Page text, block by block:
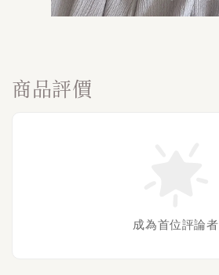
商品評價
成為首位評論者